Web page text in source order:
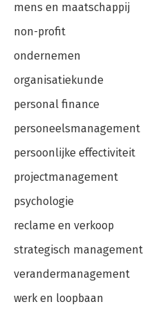
mens en maatschappij
non-profit
ondernemen
organisatiekunde
personal finance
personeelsmanagement
persoonlijke effectiviteit
projectmanagement
psychologie
reclame en verkoop
strategisch management
verandermanagement
werk en loopbaan